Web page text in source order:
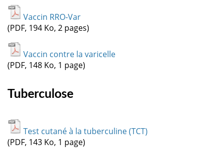
Vaccin RRO-Var
(PDF, 194 Ko, 2 pages)
Vaccin contre la varicelle
(PDF, 148 Ko, 1 page)
Tuberculose
Test cutané à la tuberculine (TCT)
(PDF, 143 Ko, 1 page)